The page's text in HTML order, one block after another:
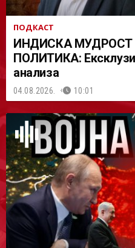
ПОДКАСТ
ИНДИСКА
ПОЛИТИКА:
анализа
04.08.2026. 10:01